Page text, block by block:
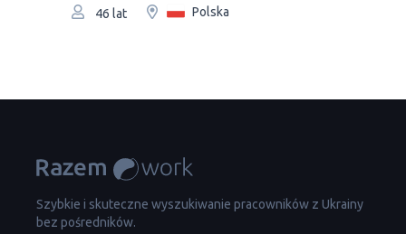
46 lat Polska
Szybkie i skuteczne wyszukiwanie pracowników z Ukrainy
bez pośredników.